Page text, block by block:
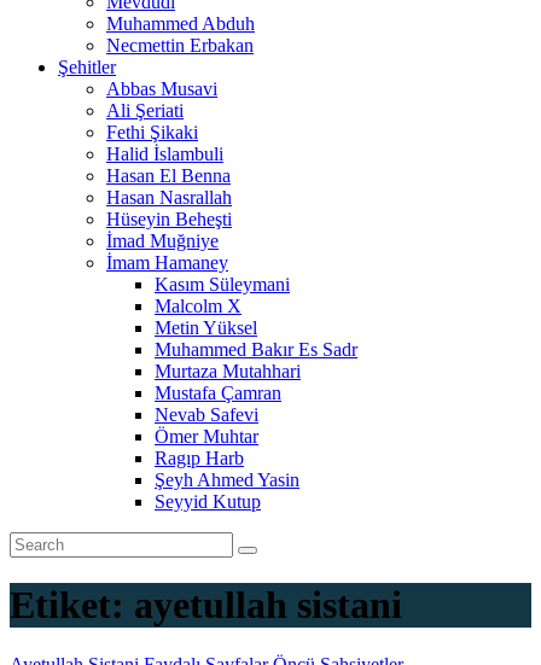
Muhammed Abduh
Necmettin Erbakan
Şehitler
Abbas Musavi
Ali Şeriati
Fethi Şikaki
Halid İslambuli
Hasan El Benna
Hasan Nasrallah
Hüseyin Beheşti
İmad Muğniye
İmam Hamaney
Kasım Süleymani
Malcolm X
Metin Yüksel
Muhammed Bakır Es Sadr
Murtaza Mutahhari
Mustafa Çamran
Nevab Safevi
Ömer Muhtar
Ragıp Harb
Şeyh Ahmed Yasin
Seyyid Kutup
Etiket: ayetullah sistani